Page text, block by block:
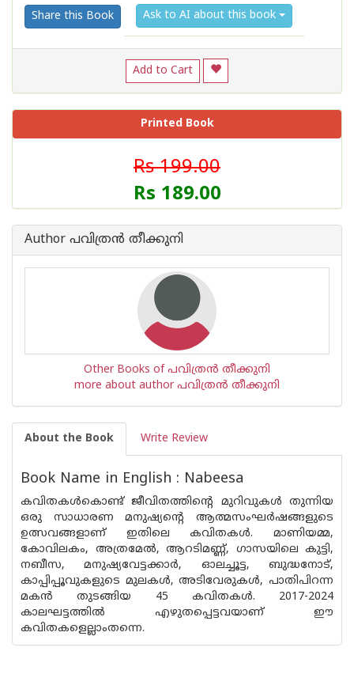
Share this Book Ask to AI about this book
Add to Cart
Printed Book
Rs 199.00
Rs 189.00
Author പവിത്രന്‍ തീക്കുനി
Other Books of പവിത്രന്‍ തീക്കുനി
more about author പവിത്രന്‍ തീക്കുനി
About the Book Write Review
Book Name in English : Nabeesa
കവിതകൾകൊണ്ട് ജീവിതത്തിന്റെ മുറിവുകൾ തുന്നിയ
ഒരു സാധാരണ മനുഷ്യന്റെ ആത്മസംഘർഷങ്ങളുടെ
ഉത്സവങ്ങളാണ് ഇതിലെ കവിതകൾ. മാണിയമ്മ,
കോവിലകം, അത്രമേൽ, ആറടിമണ്ണ്, ഗാസയിലെ കുട്ടി,
നബീസ, മനുഷ്യവേട്ടക്കാർ, ഓലച്ചൂട്ട, ബുദ്ധനോട്,
കാപ്പിപ്പൂവുകളുടെ മുലകൾ, അടിവേരുകൾ, പാതിപിറന്ന
മകൻ തുടങ്ങിയ 45 കവിതകൾ. 2017-2024
കാലഘട്ടത്തിൽ എഴുതപ്പെട്ടവയാണ് ഈ
കവിതകളെല്ലാംതന്നെ.